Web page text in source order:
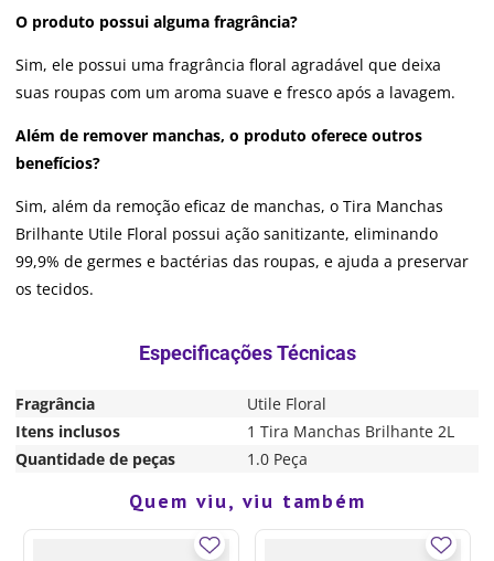
O produto possui alguma fragrância?
Sim, ele possui uma fragrância floral agradável que deixa
suas roupas com um aroma suave e fresco após a lavagem.
Além de remover manchas, o produto oferece outros
benefícios?
Sim, além da remoção eficaz de manchas, o Tira Manchas
Brilhante Utile Floral possui ação sanitizante, eliminando
99,9% de germes e bactérias das roupas, e ajuda a preservar
os tecidos.
Fragrância
Utile Floral
Itens inclusos
1 Tira Manchas Brilhante 2L
Quantidade de peças
1.0 Peça
Quem viu, viu também